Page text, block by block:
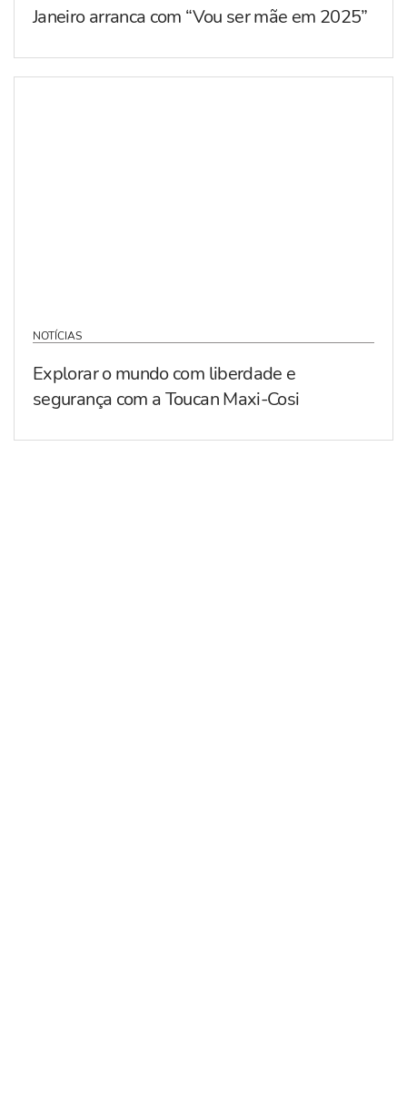
Janeiro arranca com “Vou ser mãe em 2025”
NOTÍCIAS
Explorar o mundo com liberdade e
segurança com a Toucan Maxi-Cosi